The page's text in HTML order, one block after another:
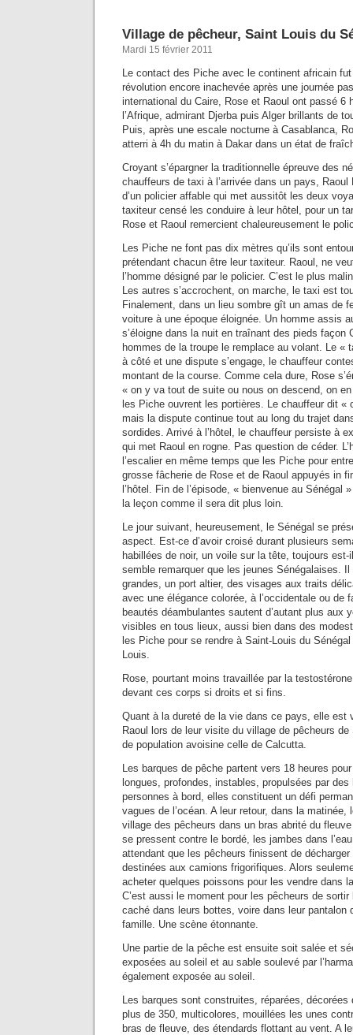
Village de pêcheur, Saint Louis du
Mardi 15 février 2011
Le contact des Piche avec le continent africain
révolution encore inachevée après une journée
international du Caire, Rose et Raoul ont passé 6
l’Afrique, admirant Djerba puis Alger brillants de
Puis, après une escale nocturne à Casablanca,
atterri à 4h du matin à Dakar dans un état de
Croyant s’épargner la traditionnelle épreuve des
chauffeurs de taxi à l’arrivée dans un pays,
d’un policier affable qui met aussitôt les deux
taxiteur censé les conduire à leur hôtel, pour un
Rose et Raoul remercient chaleureusement le
Les Piche ne font pas dix mètres qu’ils sont
prétendant chacun être leur taxiteur. Raoul, ne
l’homme désigné par le policier. C’est le plus
Les autres s’accrochent, on marche, le taxi est
Finalement, dans un lieu sombre gît un amas de
voiture à une époque éloignée. Un homme assis
s’éloigne dans la nuit en traînant des pieds façon
hommes de la troupe le remplace au volant. Le «
à côté et une dispute s’engage, le chauffeur
montant de la course. Comme cela dure, Rose
« on y va tout de suite ou nous on descend, on
les Piche ouvrent les portières. Le chauffeur dit «
mais la dispute continue tout au long du trajet
sordides. Arrivé à l’hôtel, le chauffeur persiste à
qui met Raoul en rogne. Pas question de céder.
l’escalier en même temps que les Piche pour
grosse fâcherie de Rose et de Raoul appuyés in
l’hôtel. Fin de l’épisode, « bienvenue au Sénégal
la leçon comme il sera dit plus loin.
Le jour suivant, heureusement, le Sénégal se
aspect. Est-ce d’avoir croisé durant plusieurs
habillées de noir, un voile sur la tête, toujours est-
semble remarquer que les jeunes Sénégalaises.
grandes, un port altier, des visages aux traits
avec une élégance colorée, à l’occidentale ou de
beautés déambulantes sautent d’autant plus aux
visibles en tous lieux, aussi bien dans des
les Piche pour se rendre à Saint-Louis du
Louis.
Rose, pourtant moins travaillée par la
devant ces corps si droits et si fins.
Quant à la dureté de la vie dans ce pays, elle est
Raoul lors de leur visite du village de pêcheurs
de population avoisine celle de Calcutta.
Les barques de pêche partent vers 18 heures
longues, profondes, instables, propulsées par
personnes à bord, elles constituent un défi
vagues de l’océan. A leur retour, dans la matinée,
village des pêcheurs dans un bras abrité du
se pressent contre le bordé, les jambes dans
attendant que les pêcheurs finissent de
destinées aux camions frigorifiques. Alors
acheter quelques poissons pour les vendre dans
C’est aussi le moment pour les pêcheurs de sortir
caché dans leurs bottes, voire dans leur pantalon
famille. Une scène étonnante.
Une partie de la pêche est ensuite soit salée et
exposées au soleil et au sable soulevé par
également exposée au soleil.
Les barques sont construites, réparées,
plus de 350, multicolores, mouillées les unes
bras de fleuve, des étendards flottant au vent. A